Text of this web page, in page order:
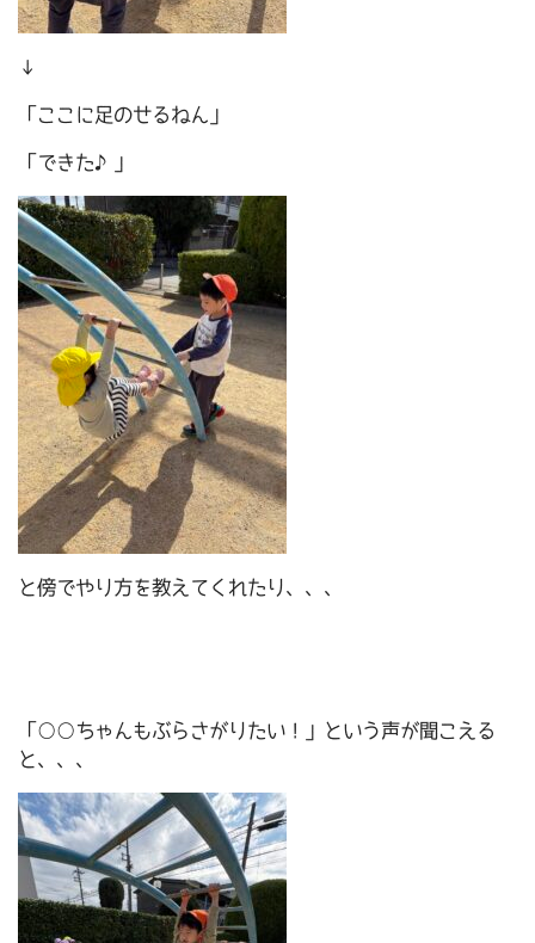
↓
「ここに足のせるねん」
「できた♪」
と傍でやり方を教えてくれたり、、、
「○○ちゃんもぶらさがりたい！」という声が聞こえる
と、、、